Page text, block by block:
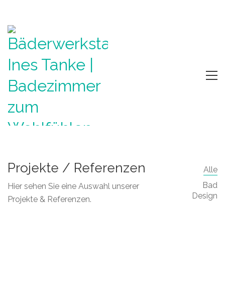
Projekte / Referenzen
Hier sehen Sie eine Auswahl unserer
Projekte & Referenzen.
Alle
Bad
Design